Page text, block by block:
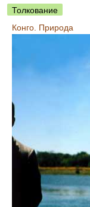
Толкование
Конго. Природа